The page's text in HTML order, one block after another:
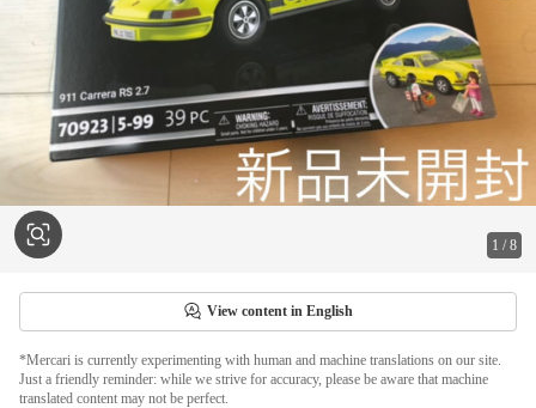
1 /8
View content in English
*Mercari is currently experimenting with human and machine translations on our site.
Just a friendly reminder: while we strive for accuracy, please be aware that machine
translated content may not be perfect.